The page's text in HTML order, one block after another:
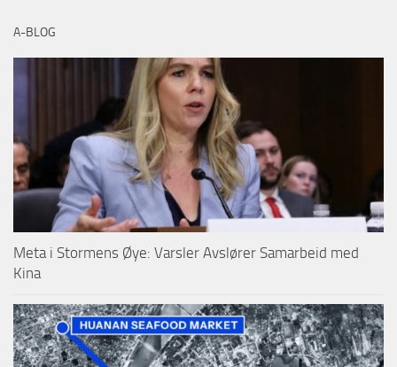
A-BLOG
Meta i Stormens Øye: Varsler Avslører Samarbeid med
Kina